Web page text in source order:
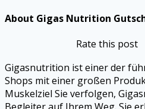
About Gigas Nutrition
Rate this post
Gigasnutrition ist einer der
Shops mit einer großen
Muskelziel Sie verfolgen,